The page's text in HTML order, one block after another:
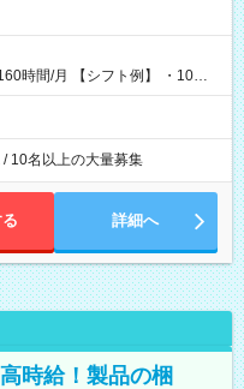
ト例】 ・10：
/ 10名以上の大量募集
詳細へ
時給！製品の梱